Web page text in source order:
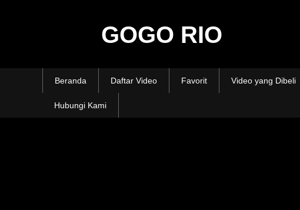
GOGO RIO
Beranda Daftar Video Favorit Video yang Dibeli
Hubungi Kami